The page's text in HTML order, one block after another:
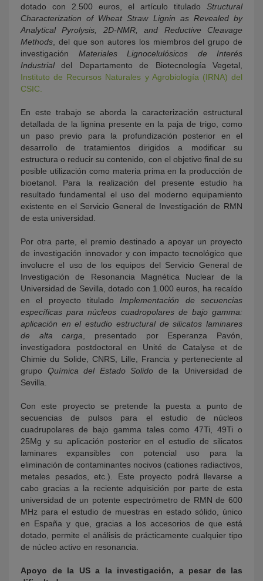
dotado con 2.500 euros, el artículo titulado Structural
Characterization of Wheat Straw Lignin as Revealed by
Analytical Pyrolysis, 2D-NMR, and Reductive Cleavage
Methods , del que son autores los miembros del grupo de
investigación Materiales Lignocelulósicos de Interés
Industrialdel Departamento de Biotecnología Vegetal,
Instituto de Recursos Naturales y Agrobiología (IRNA) del
CSIC.
En este trabajo se aborda la caracterización estructural
detallada de la lignina presente en la paja de trigo, como
un paso previo para la profundización posterior en el
desarrollo de tratamientos dirigidos a modificar su
estructura o reducir su contenido, con el objetivo final de su
posible utilización como materia prima en la producción de
bioetanol. Para la realización del presente estudio ha
resultado fundamental el uso del moderno equipamiento
existente en el Servicio General de Investigación de RMN
de esta universidad.
Por otra parte, el premio destinado a apoyar un proyecto
de investigación innovador y con impacto tecnológico que
involucre el uso de los equipos del Servicio General de
Investigación de Resonancia Magnética Nuclear de la
Universidad de Sevilla, dotado con 1.000 euros, ha recaído
en el proyecto titulado Implementación de secuencias
específicas para núcleos cuadropolares de bajo gamma:
aplicación en el estudio estructural de silicatos laminares
de alta carga , presentado por Esperanza Pavón,
investigadora postdoctoral en Unité de Catalyse et de
Chimie du Solide, CNRS, Lille, Francia y perteneciente al
grupo Química del Estado Solido de la Universidad de
Sevilla.
Con este proyecto se pretende la puesta a punto de
secuencias de pulsos para el estudio de núcleos
cuadrupolares de bajo gamma tales como 47Ti, 49Ti o
25Mg y su aplicación posterior en el estudio de silicatos
laminares expansibles con potencial uso para la
eliminación de contaminantes nocivos (cationes radiactivos,
metales pesados, etc.). Este proyecto podrá llevarse a
cabo gracias a la reciente adquisición por parte de esta
universidad de un potente espectrómetro de RMN de 600
MHz para el estudio de muestras en estado sólido, único
en España y que, gracias a los accesorios de que está
dotado, permite el análisis de prácticamente cualquier tipo
de núcleo activo en resonancia.
Apoyo de la US a la investigación, a pesar de las